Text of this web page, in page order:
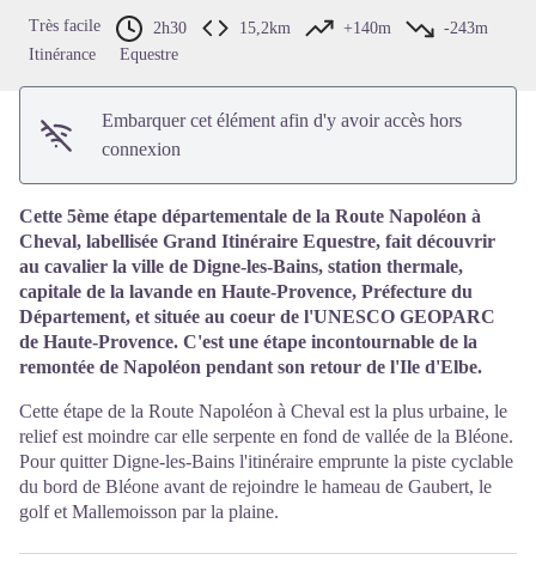
Très facile 2h30 15,2km +140m
-243m
Itinérance
Equestre
Embarquer cet élément afin d'y avoir accès hors
connexion
Cette 5ème étape départementale de la Route Napoléon à
Cheval, labellisée Grand Itinéraire Equestre, fait découvrir
au cavalier la ville de Digne-les-Bains, station thermale,
capitale de la lavande en Haute-Provence, Préfecture du
Département, et située au coeur de l'UNESCO GEOPARC
de Haute-Provence. C'est une étape incontournable de la
remontée de Napoléon pendant son retour de l'Ile d'Elbe.
Cette étape de la Route Napoléon à Cheval est la plus urbaine, le
relief est moindre car elle serpente en fond de vallée de la Bléone.
Pour quitter Digne-les-Bains l'itinéraire emprunte la piste cyclable
du bord de Bléone avant de rejoindre le hameau de Gaubert, le
golf et Mallemoisson par la plaine.